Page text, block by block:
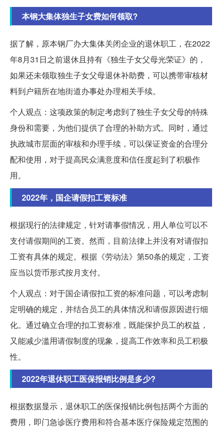
本钢大集体独生子女费如何领取?
据了解，原本钢厂办大集体关闭企业的退休职工，在2022
年8月31日之前退休且持有《独生子女父母光荣证》的，
如果还未领取独生子女父母退休补助费，可以携带审核材
料到户籍所在地街道办事处办理相关手续。
个人观点：这项政策的制定考虑到了独生子女父母的特殊
身份和需要，为他们提供了合理的补助方式。同时，通过
执政城市层面的审核和办理手续，可以保证资金的合理分
配和使用，对于提高民众满意度和信任度起到了积极作
用。
2022年，国企请假扣工资标准
根据现行的法律规定，针对请事假情况，用人单位可以不
支付请假期间的工资。然而，目前法律上并没有对请假扣
工资有具体的规定。根据《劳动法》第50条的规定，工资
应当以货币形式按月支付。
个人观点：对于国企请假扣工资的标准问题，可以考虑制
定明确的规定，并结合员工的具体情况和请假原因进行细
化。通过确立合理的扣工资标准，既能保护员工的权益，
又能减少滥用请假制度的现象，提高工作效率和员工积极
性。
2022年退休职工医保报销比例是多少?
根据数据显示，退休职工的医保报销比例包括两个方面的
费用，即门急诊医疗费用和符合基本医疗保险规定范围的